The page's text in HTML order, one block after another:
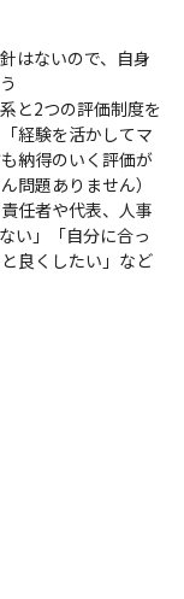
会社全体で個性
望も伝えやすい
ンジニアの成長
のある体制を整
囲気やチームと
想いや希望を聞
を設計します
きるよう、社内
の良さも魅力で
はないので、自身
と2つの評価制度を
経験を活かしてマ
納得のいく評価が
問題ありません）
任者や代表、人事
い」「自分に合っ
良くしたい」など